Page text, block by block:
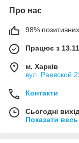
Про нас
98% позитивних
Працює з
м. Харків
вул. Раевской
Контакти
Сьогодні
Показати